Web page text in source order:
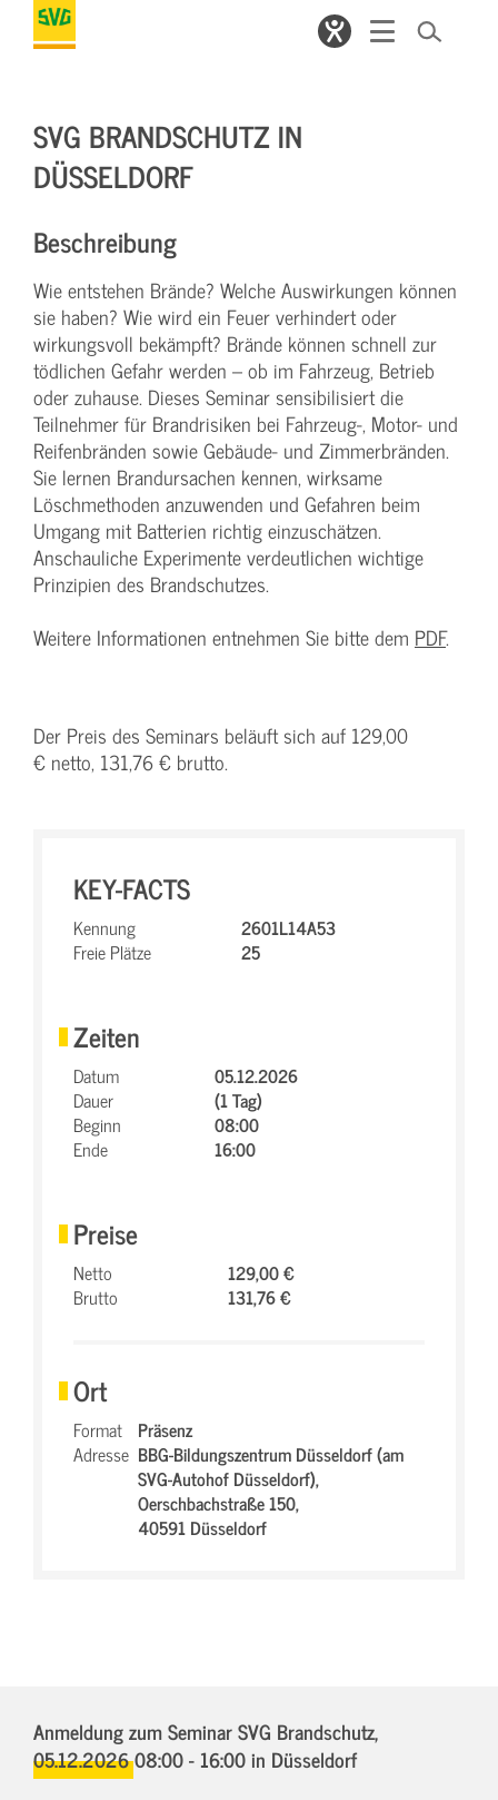
SVG BRANDSCHUTZ IN
DÜSSELDORF
Beschreibung
Wie entstehen Brände? Welche Auswirkungen können
sie haben? Wie wird ein Feuer verhindert oder
wirkungsvoll bekämpft? Brände können schnell zur
tödlichen Gefahr werden – ob im Fahrzeug, Betrieb
oder zuhause. Dieses Seminar sensibilisiert die
Teilnehmer für Brandrisiken bei Fahrzeug-, Motor- und
Reifenbränden sowie Gebäude- und Zimmerbränden.
Sie lernen Brandursachen kennen, wirksame
Löschmethoden anzuwenden und Gefahren beim
Umgang mit Batterien richtig einzuschätzen.
Anschauliche Experimente verdeutlichen wichtige
Prinzipien des Brandschutzes.
Weitere Informationen entnehmen Sie bitte dem PDF.
Der Preis des Seminars beläuft sich auf 129,00
€ netto, 131,76 € brutto.
KEY-FACTS
Kennung
2601L14A53
Freie Plätze
25
Zeiten
Datum
05.12.2026
Dauer
(1 Tag)
Beginn
08:00
Ende
16:00
Preise
Netto
129,00 €
Brutto
131,76 €
Ort
Format Präsenz
Adresse BBG-Bildungszentrum Düsseldorf (am
SVG-Autohof Düsseldorf),
Oerschbachstraße 150,
40591 Düsseldorf
Anmeldung zum Seminar SVG Brandschutz,
05.12.2026 08:00 - 16:00in Düsseldorf